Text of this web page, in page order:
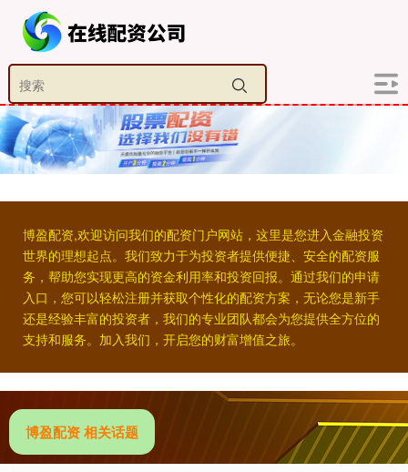
博盈配资,欢迎访问我们的配资门户网站，这里是您进入金融投资
世界的理想起点。我们致力于为投资者提供便捷、安全的配资服
务，帮助您实现更高的资金利用率和投资回报。通过我们的申请
入口，您可以轻松注册并获取个性化的配资方案，无论您是新手
还是经验丰富的投资者，我们的专业团队都会为您提供全方位的
支持和服务。加入我们，开启您的财富增值之旅。
博盈配资 相关话题